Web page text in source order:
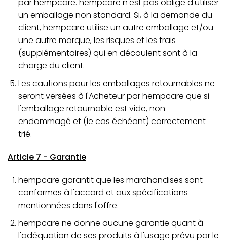
par hempcare. hempcare n'est pas obligé d'utiliser
un emballage non standard. Si, à la demande du
client, hempcare utilise un autre emballage et/ou
une autre marque, les risques et les frais
(supplémentaires) qui en découlent sont à la
charge du client.
Les cautions pour les emballages retournables ne
seront versées à l'Acheteur par hempcare que si
l'emballage retournable est vide, non
endommagé et (le cas échéant) correctement
trié.
Article 7 - Garantie
hempcare garantit que les marchandises sont
conformes à l'accord et aux spécifications
mentionnées dans l'offre.
hempcare ne donne aucune garantie quant à
l'adéquation de ses produits à l'usage prévu par le